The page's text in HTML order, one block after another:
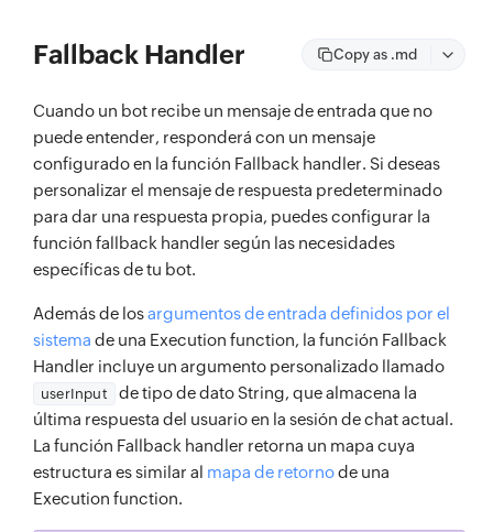
Fallback Handler Copy as .md
Cuando un bot recibe un mensaje de entrada que no
puede entender, responderá con un mensaje
configurado en la función Fallback handler. Si deseas
personalizar el mensaje de respuesta predeterminado
para dar una respuesta propia, puedes configurar la
función fallback handler según las necesidades
específicas de tu bot.
Además de losargumentos de entrada definidos por el
sistema de una Execution function, la función Fallback
Handler incluye un argumento personalizado llamado
userInput
de tipo de dato String, que almacena la
última respuesta del usuario en la sesión de chat actual.
La función Fallback handler retorna un mapa cuya
estructura es similar al mapa de retornode una
Execution function.